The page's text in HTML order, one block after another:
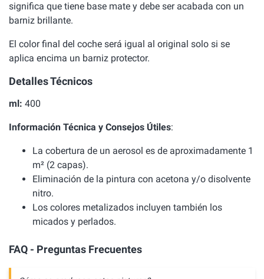
significa que tiene base mate y debe ser acabada con un
barniz brillante.
El color final del coche será igual al original solo si se
aplica encima un barniz protector.
Detalles Técnicos
ml: 400
Información Técnica y Consejos Útiles:
La cobertura de un aerosol es de aproximadamente 1
m² (2 capas).
Eliminación de la pintura con acetona y/o disolvente
nitro.
Los colores metalizados incluyen también los
micados y perlados.
FAQ - Preguntas Frecuentes